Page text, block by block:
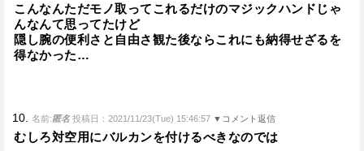
こんなんただモノ取ってこれるだけのマジックハンドじゃ
んなんて思ってたけど
隠し腕の便利さと自由さ観た後ならこれにも納得せざるを
得なかった…
10. 名前:匿名 投稿日：2021/11/23(Tue) 15:46:57 ▼コメント返信
むしろ対空用にバルカンを付けるべきなのでは